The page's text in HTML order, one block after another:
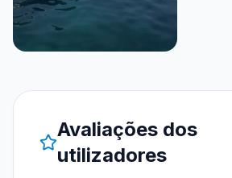
Avaliações dos
utilizadores